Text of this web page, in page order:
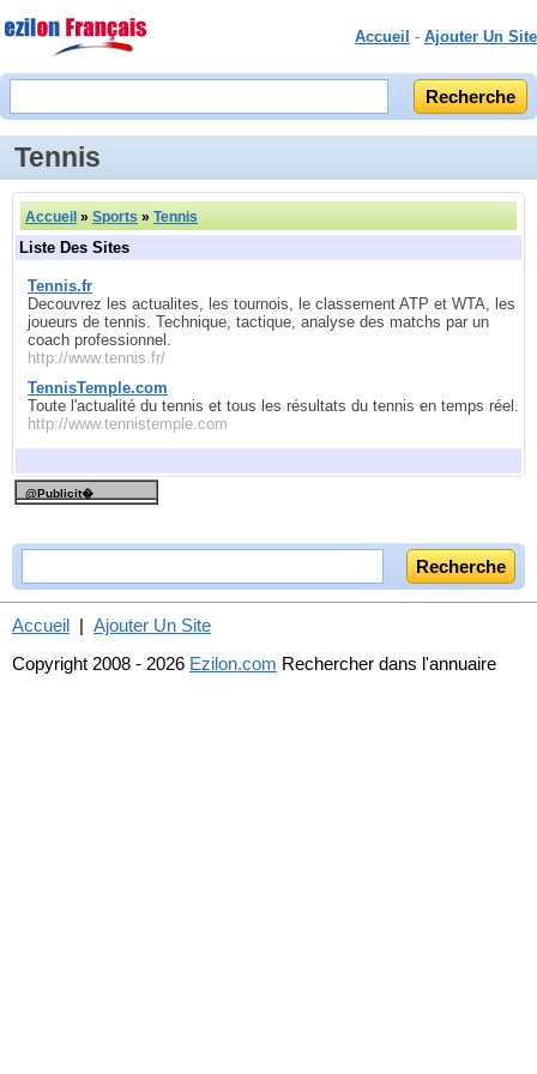
Accueil - Ajouter Un Site
Tennis
Accueil » Sports » Tennis
Liste Des Sites
Tennis.fr
Decouvrez les actualites, les tournois, le classement ATP et WTA, les
joueurs de tennis. Technique, tactique, analyse des matchs par un
coach professionnel.
http://www.tennis.fr/
TennisTemple.com
Toute l'actualité du tennis et tous les résultats du tennis en temps réel.
http://www.tennistemple.com
@Publicit�
Accueil | Ajouter Un Site
Copyright 2008 - 2026 Ezilon.com Rechercher dans l'annuaire